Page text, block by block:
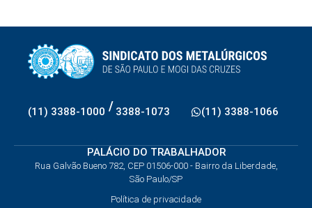
(11) 3388-1000 / 3388-1073 (11) 3388-1066
PALÁCIO DO TRABALHADOR
Rua Galvão Bueno 782, CEP 01506-000 - Bairro da Liberdade,
São Paulo/SP
Política de privacidade